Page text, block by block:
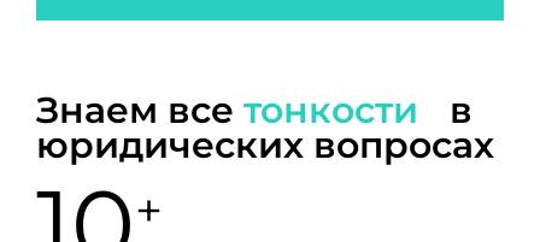
Знаем все тонкости в
юридических вопросах
+